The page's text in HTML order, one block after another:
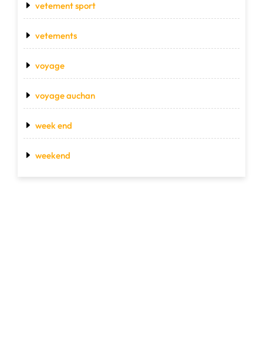
vetement sport
vetements
voyage
voyage auchan
week end
weekend